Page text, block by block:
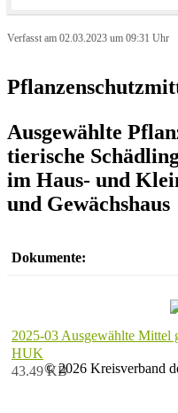
Verfasst am 02.03.2023 um 09:31 Uhr
Ausgewählte
tierische
im Haus- und
und Gewächshaus
Dokumente:
2025-03 Ausgewählte Mittel
HUK
43.49 KB© 2026 Kreisverband